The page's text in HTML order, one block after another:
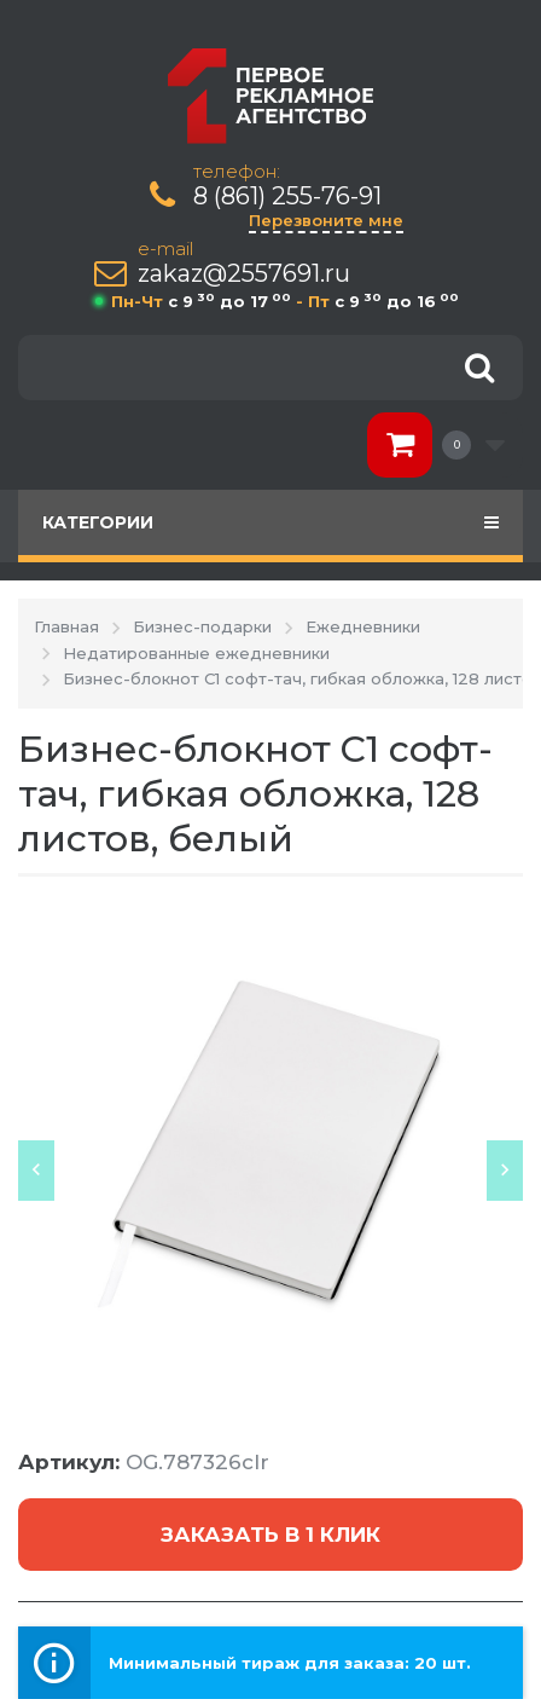
телефон:
8 (861) 255-76-91
Перезвоните мне
e-mail
zakaz@2557691.ru
Пн-Чт c 9 30 до 17 00 - Пт c 9 30 до 16 00
0
КАТЕГОРИИ
Главная Бизнес-подарки
Ежедневники
Недатированные ежедневники
Бизнес-блокнот C1 софт-тач, гибкая обложка, 128
Бизнес-блокнот C1 софт-
тач, гибкая обложка, 128
листов, белый
Артикул: OG.787326clr
ЗАКАЗАТЬ В 1 КЛИК
Минимальный тираж для заказа: 20 шт.